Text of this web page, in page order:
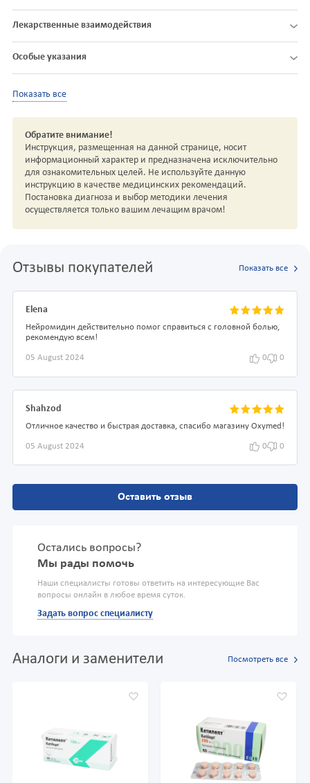
Лекарственные взаимодействия
Особые указания
Показать все
Обратите внимание!
Инструкция, размещенная на данной странице, носит
информационный характер и предназначена исключительно
для ознакомительных целей. Не используйте данную
инструкцию в качестве медицинских рекомендаций.
Постановка диагноза и выбор методики лечения
осуществляется только вашим лечащим врачом!
Отзывы покупателей Показать все
Elena
Нейромидин действительно помог справиться с головной болью,
рекомендую всем!
05 August 2024 0 0
Shahzod
Отличное качество и быстрая доставка, спасибо магазину Oxymed!
05 August 2024 0 0
Оставить отзыв
Остались вопросы?
Мы рады помочь
Наши специалисты готовы ответить на интересующие Вас
вопросы онлайн в любое время суток.
Задать вопрос специалисту
Аналоги и заменители Посмотреть все